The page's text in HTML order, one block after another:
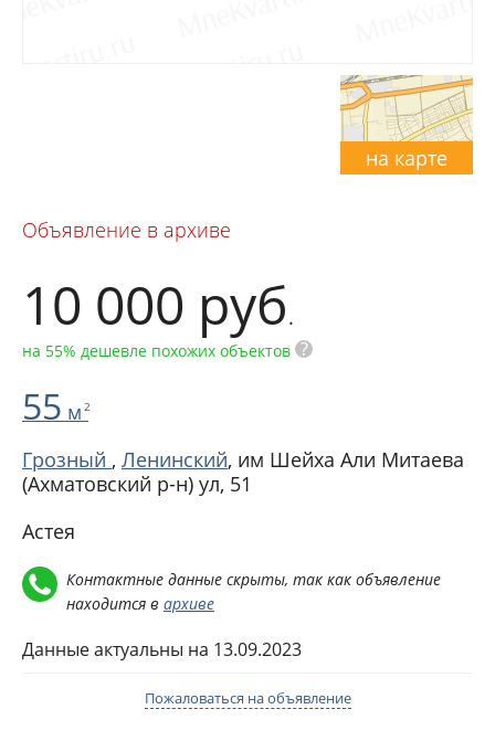
на карте
Объявление в архиве
10 000 руб.
на 55% дешевле похожих объектов ?
55 м 2
Грозный , Ленинский, им Шейха Али Митаева
(Ахматовский р-н) ул, 51
Астея
Контактные данные скрыты, так как объявление
находится в архиве
Данные актуальны на 13.09.2023
Пожаловаться на объявление